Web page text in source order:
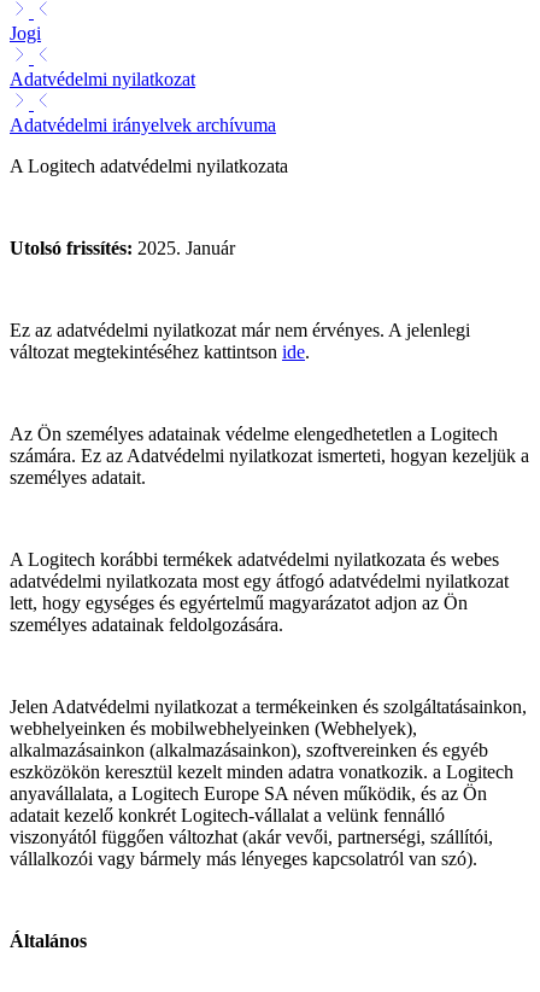
Jogi
Adatvédelmi nyilatkozat
Adatvédelmi irányelvek archívuma
A Logitech adatvédelmi nyilatkozata
Utolsó frissítés: 2025. Január
Ez az adatvédelmi nyilatkozat már nem érvényes. A jelenlegi
változat megtekintéséhez kattintson ide.
Az Ön személyes adatainak védelme elengedhetetlen a Logitech
számára. Ez az Adatvédelmi nyilatkozat ismerteti, hogyan kezeljük a
személyes adatait.
A Logitech korábbi termékek adatvédelmi nyilatkozata és webes
adatvédelmi nyilatkozata most egy átfogó adatvédelmi nyilatkozat
lett, hogy egységes és egyértelmű magyarázatot adjon az Ön
személyes adatainak feldolgozására.
Jelen Adatvédelmi nyilatkozat a termékeinken és szolgáltatásainkon,
webhelyeinken és mobilwebhelyeinken (Webhelyek),
alkalmazásainkon (alkalmazásainkon), szoftvereinken és egyéb
eszközökön keresztül kezelt minden adatra vonatkozik. a Logitech
anyavállalata, a Logitech Europe SA néven működik, és az Ön
adatait kezelő konkrét Logitech-vállalat a velünk fennálló
viszonyától függően változhat (akár vevői, partnerségi, szállítói,
vállalkozói vagy bármely más lényeges kapcsolatról van szó).
Általános